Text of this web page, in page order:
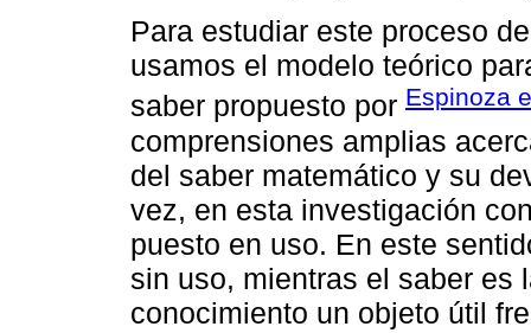
Para estudiar este proceso
usamos el modelo teórico
saber propuesto por Espinoza
comprensiones amplias
del saber matemático y su
vez, en esta investigación
puesto en uso. En este
sin uso, mientras el saber es
conocimiento un objeto útil